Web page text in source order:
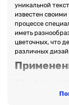
уникальной
известен
процессе
иметь
цветочных, что
различных